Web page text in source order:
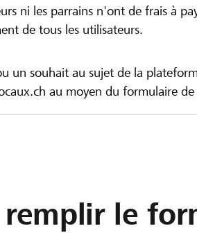
ni les parrains n'ont de frais à
de tous les utilisateurs.
un souhait au sujet de la
au moyen du formulaire
remplir le